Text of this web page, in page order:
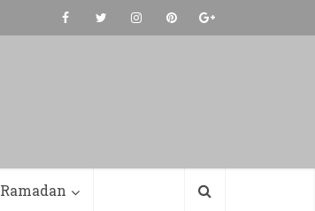
Ramadan